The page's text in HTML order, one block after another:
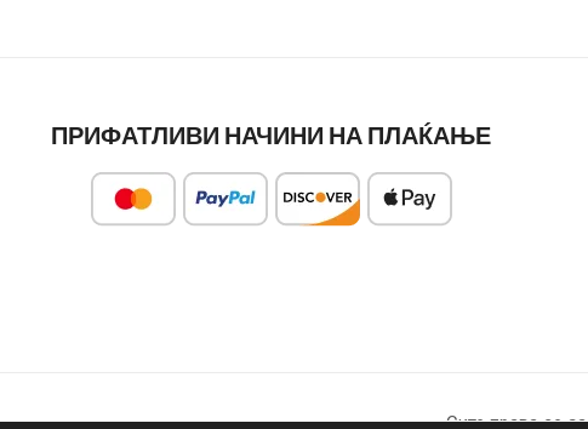
ПРИФАТЛИВИ НАЧИНИ НА ПЛАЌАЊЕ
Сите права се